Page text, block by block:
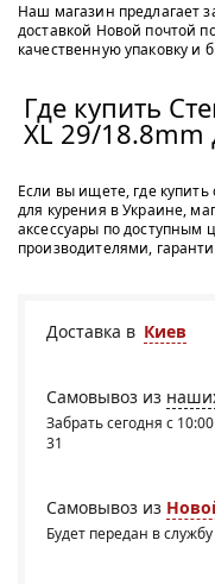
Наш магазин предлагает
доставкой Новой почтой
качественную упаковку и
Где купить
XL 29/18.8mm
Если вы ищете, где
для курения в Украине,
аксессуары по
производителями,
Доставка в Киев
Самовывоз из
Забрать сегодня с
31
Самовывоз из
Будет передан в